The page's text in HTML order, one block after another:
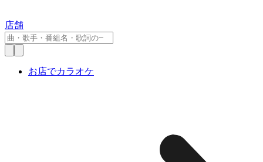
店舗
お店でカラオケ